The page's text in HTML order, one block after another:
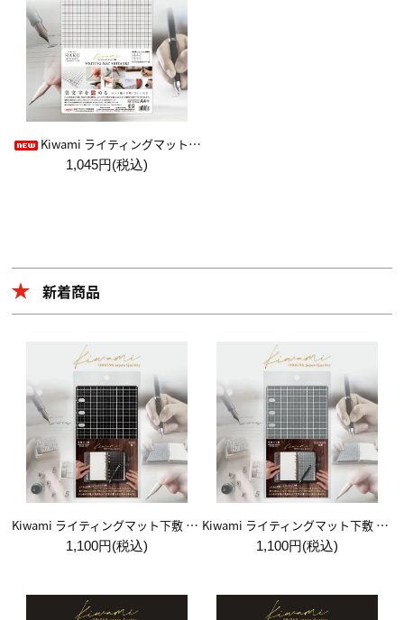
Kiwami ライティングマット下敷 HAKU白薄【A4+方眼】
1,045円(税込)
新着商品
Kiwami ライティングマット下敷 システム手帳バイブルサイズ【黒】
1,100円(税込)
Kiwami ライティングマット下敷 システム手帳バイブルサイズ【月影】
1,100円(税込)